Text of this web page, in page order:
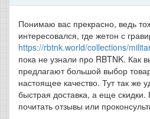
Понимаю вас прекрасно, ведь
интересовался, где жетон с
https://rbtnk.world/collections/
пока не узнали про RBTNK. Как
предлагают большой выбор
настоящее качество. Тут так же
быстрая доставка, а еще
почитать отзывы или